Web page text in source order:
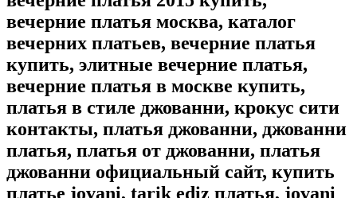
вечерние платья москва, каталог
вечерних платьев, вечерние платья
купить, элитные вечерние платья,
вечерние платья в москве купить,
платья в стиле джованни, крокус сити
контакты, платья джованни, джованни
платья, платья от джованни, платья
джованни официальный сайт, купить
платье jovani, tarik ediz платья, jovani